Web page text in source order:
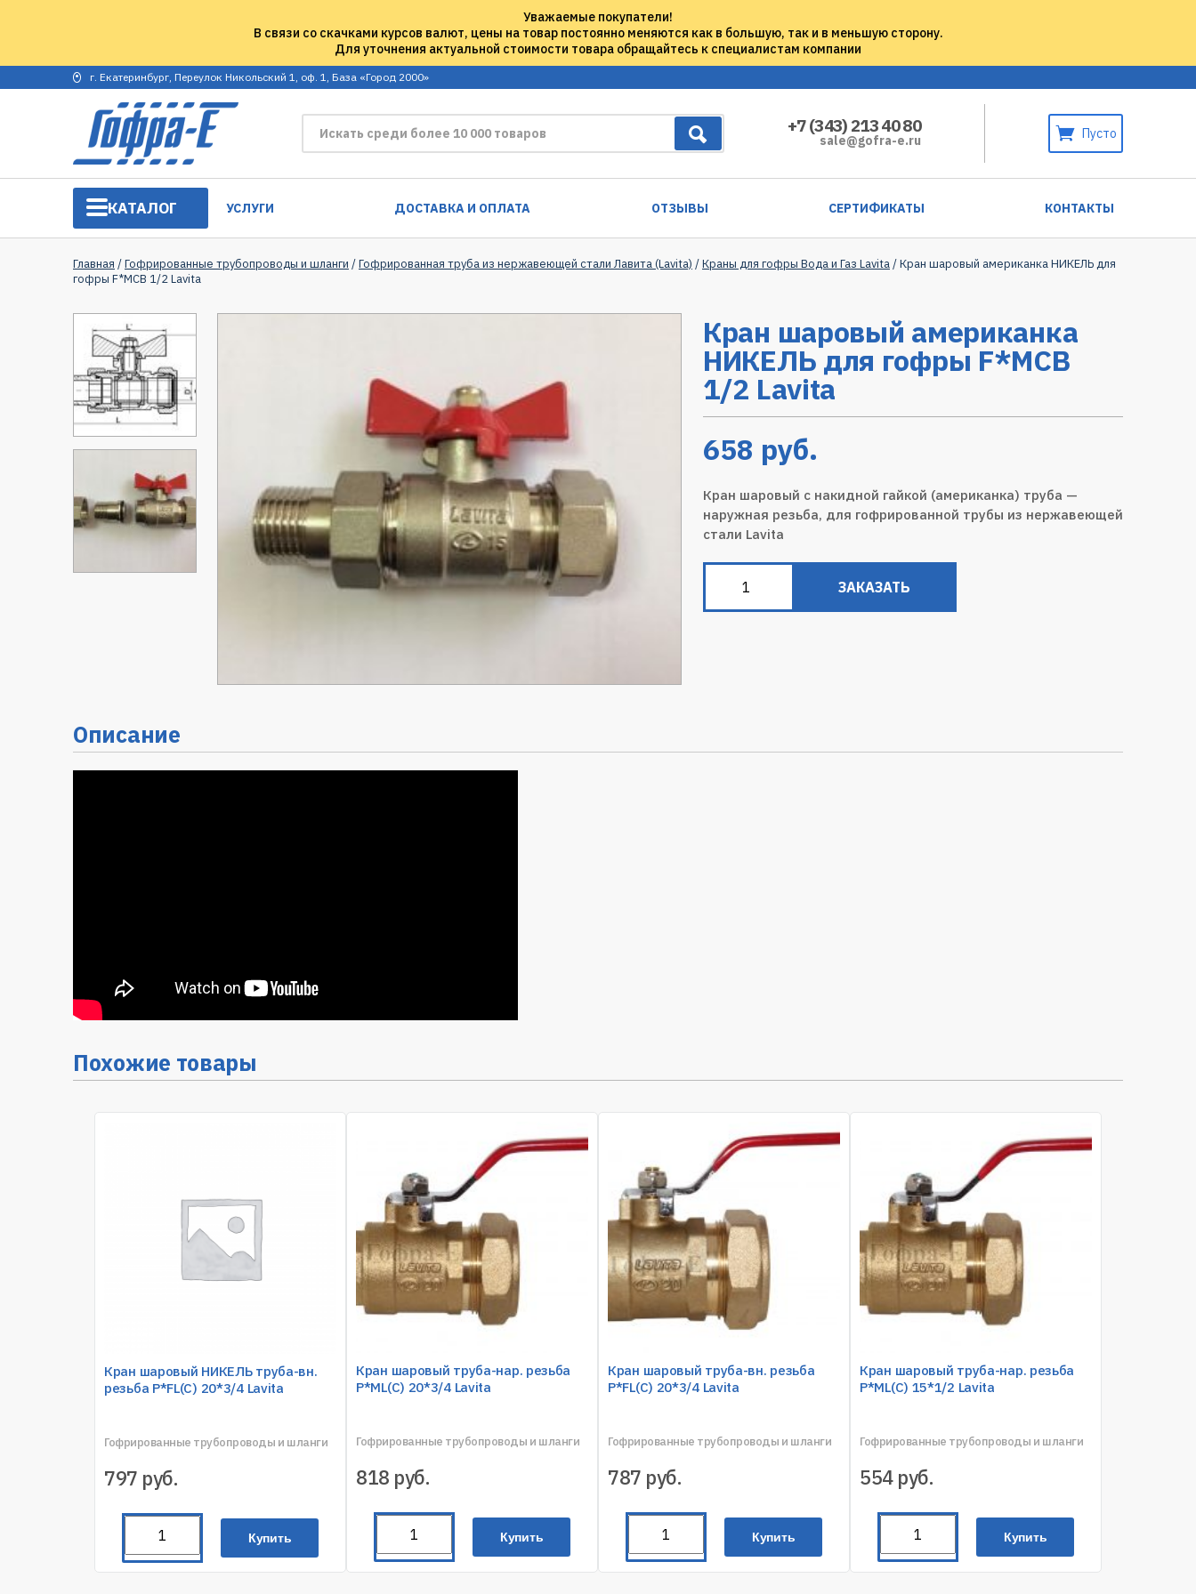
Уважаемые покупатели!
В связи со скачками курсов валют, цены на товар постоянно меняются как в большую, так и в меньшую сторону.
Для уточнения актуальной стоимости товара обращайтесь к специалистам компании
г. Екатеринбург, Переулок Никольский 1, оф. 1, База «Город 2000»
+7 (343) 213 40 80
sale@gofra-e.ru Пусто
КАТАЛОГ УСЛУГИ ДОСТАВКА И ОПЛАТА ОТЗЫВЫ СЕРТИФИКАТЫ КОНТАКТЫ
Главная /Гофрированные трубопроводы и шланги /Гофрированная труба из нержавеющей стали Лавита (Lavita) /Краны для гофры Вода и Газ Lavita/ Кран шаровый американка НИКЕЛЬ для
гофры F*MCB 1/2 Lavita
Кран шаровый американка
НИКЕЛЬ для гофры F*MCB
1/2 Lavita
658 руб.
Кран шаровый с накидной гайкой (американка) труба —
наружная резьба, для гофрированной трубы из нержавеющей
стали Lavita
ЗАКАЗАТЬ
Описание
Похожие товары
Кран шаровый НИКЕЛЬ труба-вн.
резьба P*FL(C) 20*3/4 Lavita
Гофрированные трубопроводы и шланги
797 руб.
Купить
Кран шаровый труба-нар. резьба
P*ML(C) 20*3/4 Lavita
Гофрированные трубопроводы и шланги
818 руб.
Купить
Кран шаровый труба-вн. резьба
P*FL(C) 20*3/4 Lavita
Гофрированные трубопроводы и шланги
787 руб.
Купить
Кран шаровый труба-нар. резьба
P*ML(C) 15*1/2 Lavita
Гофрированные трубопроводы и шланги
554 руб.
Купить